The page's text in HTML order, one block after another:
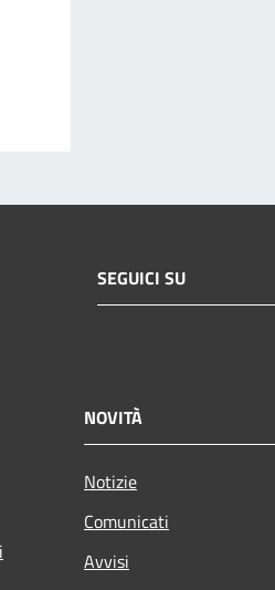
SEGUICI SU
NOVITÀ
Notizie
Comunicati
Avvisi